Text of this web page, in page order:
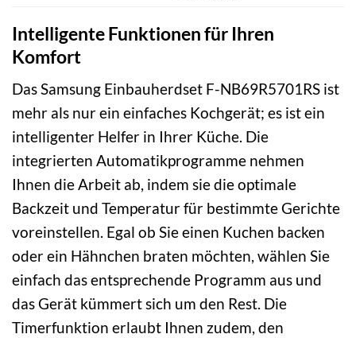
Intelligente Funktionen für Ihren
Komfort
Das Samsung Einbauherdset F-NB69R5701RS ist
mehr als nur ein einfaches Kochgerät; es ist ein
intelligenter Helfer in Ihrer Küche. Die
integrierten Automatikprogramme nehmen
Ihnen die Arbeit ab, indem sie die optimale
Backzeit und Temperatur für bestimmte Gerichte
voreinstellen. Egal ob Sie einen Kuchen backen
oder ein Hähnchen braten möchten, wählen Sie
einfach das entsprechende Programm aus und
das Gerät kümmert sich um den Rest. Die
Timerfunktion erlaubt Ihnen zudem, den